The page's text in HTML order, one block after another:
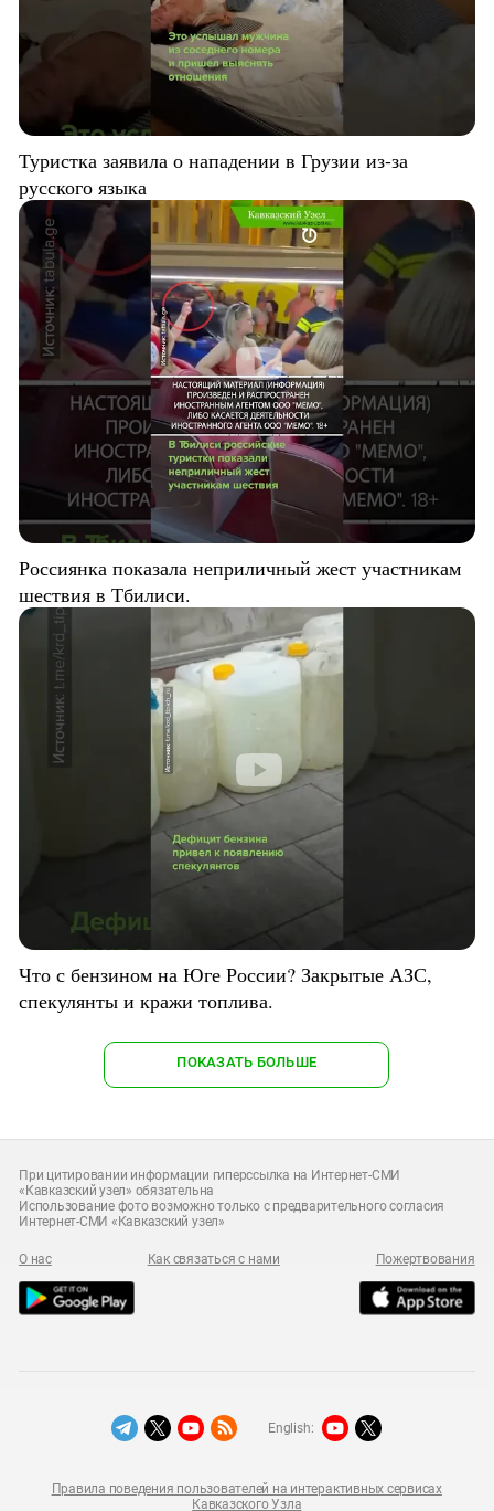
Туристка заявила о нападении в Грузии из-за
русского языка
Россиянка показала неприличный жест участникам
шествия в Тбилиси.
Что с бензином на Юге России? Закрытые АЗС,
спекулянты и кражи топлива.
ПОКАЗАТЬ БОЛЬШЕ
При цитировании информации гиперссылка на Интернет-СМИ
«Кавказский узел» обязательна
Использование фото возможно только с предварительного согласия
Интернет-СМИ «Кавказский узел»
О нас Как связаться с нами Пожертвования
Правила поведения пользователей на интерактивных сервисах
Кавказского Узла
English: